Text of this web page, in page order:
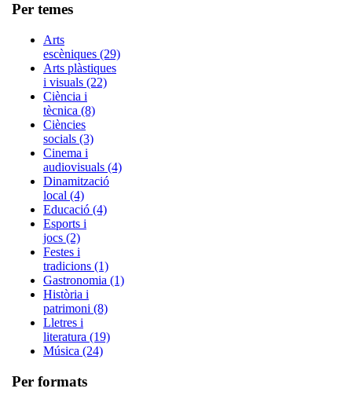
Per temes
Arts
escèniques (29)
Arts plàstiques
i visuals (22)
Ciència i
tècnica (8)
Ciències
socials (3)
Cinema i
audiovisuals (4)
Dinamització
local (4)
Educació (4)
Esports i
jocs (2)
Festes i
tradicions (1)
Gastronomia (1)
Història i
patrimoni (8)
Lletres i
literatura (19)
Música (24)
Per formats